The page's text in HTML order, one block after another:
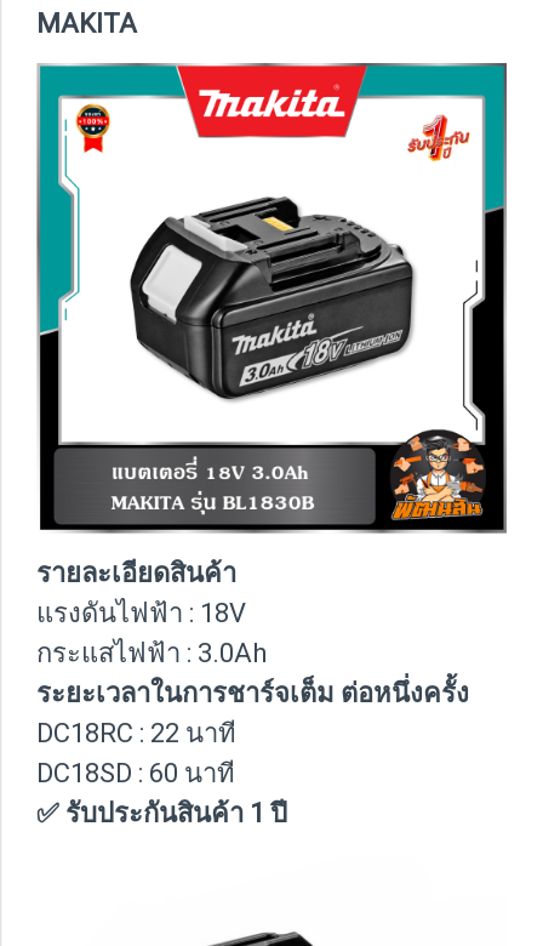
MAKITA
รายละเอียดสินค้า
แรงดันไฟฟ้า : 18V
กระแสไฟฟ้า : 3.0Ah
ระยะเวลาในการชาร์จเต็ม ต่อหนึ่งครั้ง
DC18RC : 22 นาที
DC18SD : 60 นาที
✅ รับประกันสินค้า 1 ปี